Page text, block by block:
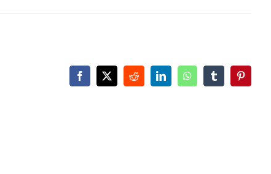
Facebook
X RedditLinkedInWhatsAppTumblr